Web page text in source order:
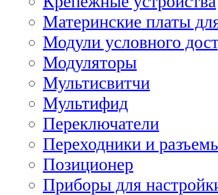
Материнские платы
Модули условного
Модуляторы
Мультисвитчи
Мультифид
Переключатели
Переходники и
Позиционер
Приборы для